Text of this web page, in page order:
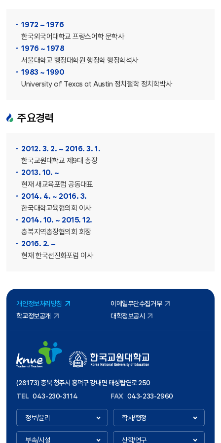
1972 ~ 1976
한국외국어대학교 프랑스어학 문학사
1976 ~ 1978
서울대학교 행정대학원 행정학 행정학석사
1983 ~ 1990
University of Texas at Austin 정치철학 정치학박사
주요경력
2012. 3. 2. ~ 2016. 3. 1.
한국교원대학교 제9대 총장
2013. 10. ~
현재 새교육포럼 공동대표
2014. 4. ~ 2016. 3.
한국대학교육협의회 이사
2014. 10. ~ 2015. 12.
충북지역총장협의회 회장
2016. 2. ~
현재 한국선진화포럼 이사
개인정보처리방침
이메일무단수집거부
학교정보공개
대학정보공시
(28173) 충북 청주시 흥덕구 강내면 태성탑연로 250
TEL 043-230-3114 FAX 043-233-2960
정보/윤리 학사/행정
부속/시설 산학/연구